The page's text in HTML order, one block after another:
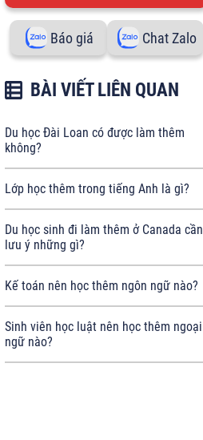
Báo giá Chat Zalo
BÀI VIẾT LIÊN QUAN
Du học Đài Loan có được làm thêm
không?
Lớp học thêm trong tiếng Anh là gì?
Du học sinh đi làm thêm ở Canada cần
lưu ý những gì?
Kế toán nên học thêm ngôn ngữ nào?
Sinh viên học luật nên học thêm ngoại
ngữ nào?